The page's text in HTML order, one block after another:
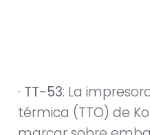
· TT-53: La
térmica (TTO) de